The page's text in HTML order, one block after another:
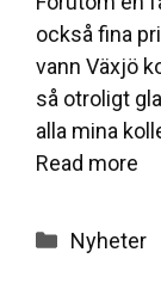
också fina
vann Växjö
så otroligt
alla mina
Read more
Categories
Nyheter